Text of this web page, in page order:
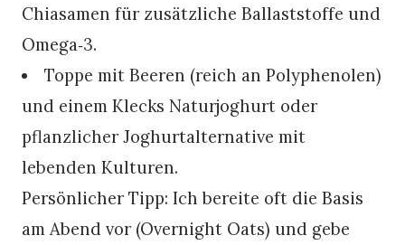
Chiasamen für zusätzliche Ballaststoffe und
Omega‑3.
Toppe mit Beeren (reich an Polyphenolen)
und einem Klecks Naturjoghurt oder
pflanzlicher Joghurtalternative mit
lebenden Kulturen.
Persönlicher Tipp: Ich bereite oft die Basis
am Abend vor (Overnight Oats) und gebe